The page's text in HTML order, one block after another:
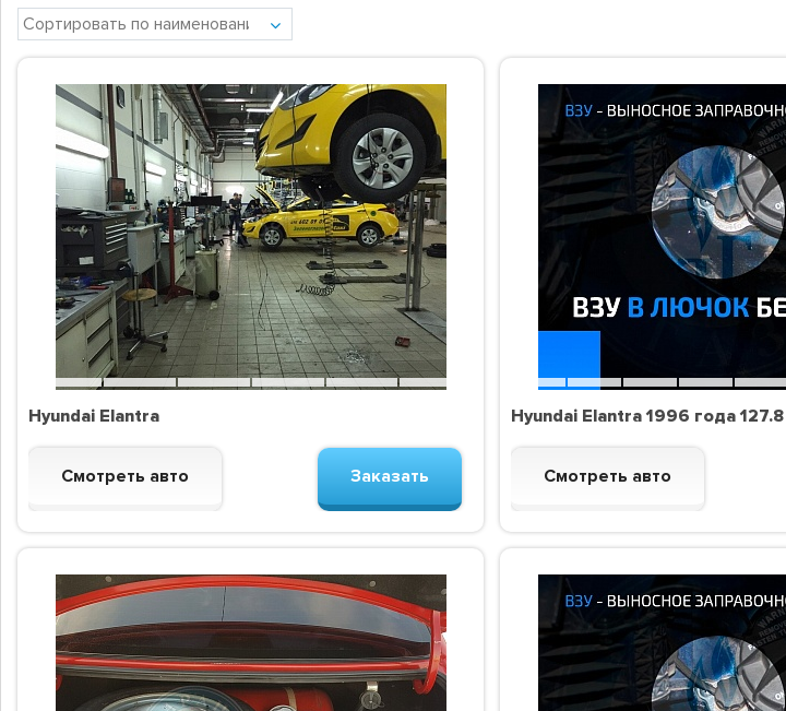
Hyundai Elantra
Смотреть авто Заказать
Hyundai Elantra 1996 года
Смотреть авто